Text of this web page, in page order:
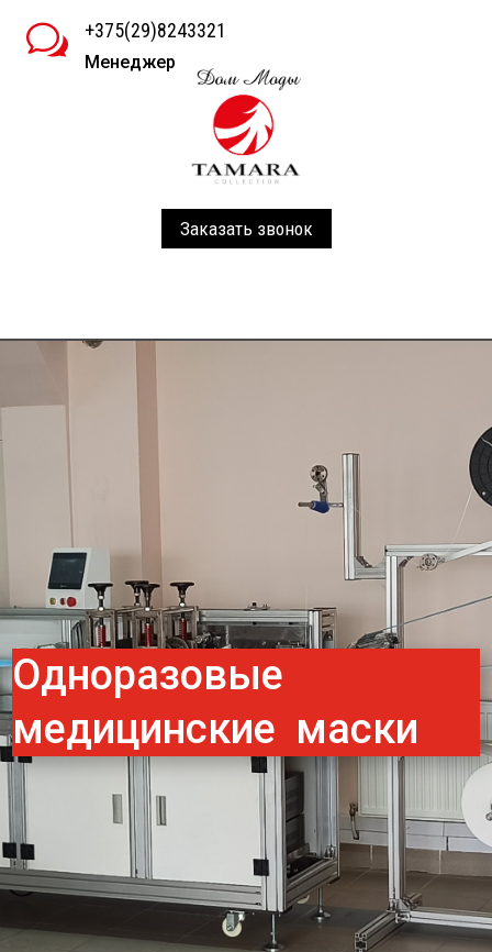
w +375(29)8243321
Менеджер
Заказать звонок
Одноразовые
медицинские маски